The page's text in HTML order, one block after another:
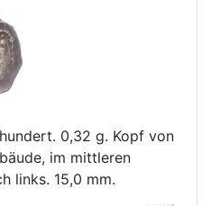
0,32 g. Kopf von
im mittleren
links. 15,0 mm.